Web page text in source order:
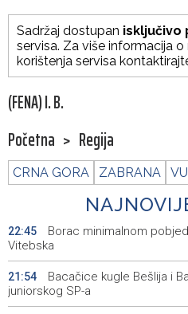
Sadržaj dostupan isključivo
servisa. Za više informacija
korištenja servisa
(FENA) I. B.
Početna > Regija
CRNA GORA ZABRANA
22:45
Borac minimalnom
Vitebska
21:54
Bacačice kugle Bešlija i
juniorskog SP-a